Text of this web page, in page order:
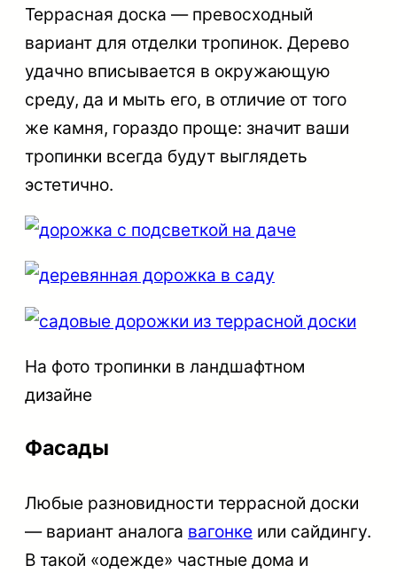
Террасная доска — превосходный
вариант для отделки тропинок. Дерево
удачно вписывается в окружающую
среду, да и мыть его, в отличие от того
же камня, гораздо проще: значит ваши
тропинки всегда будут выглядеть
эстетично.
На фото тропинки в ландшафтном
дизайне
Фасады
Любые разновидности террасной доски
— вариант аналога вагонке или сайдингу.
В такой «одежде» частные дома и